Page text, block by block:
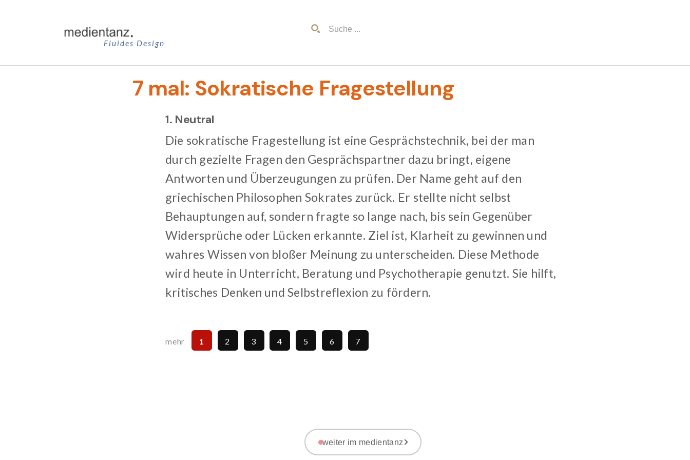
Fluides Design
7 mal: Sokratische Fragestellung
1. Neutral
Die sokratische Fragestellung ist eine Gesprächstechnik, bei der man
durch gezielte Fragen den Gesprächspartner dazu bringt, eigene
Antworten und Überzeugungen zu prüfen. Der Name geht auf den
griechischen Philosophen Sokrates zurück. Er stellte nicht selbst
Behauptungen auf, sondern fragte so lange nach, bis sein Gegenüber
Widersprüche oder Lücken erkannte. Ziel ist, Klarheit zu gewinnen und
wahres Wissen von bloßer Meinung zu unterscheiden. Diese Methode
wird heute in Unterricht, Beratung und Psychotherapie genutzt. Sie hilft,
kritisches Denken und Selbstreflexion zu fördern.
mehr 1 2 3 4 5 6 7
weiter im medientanz